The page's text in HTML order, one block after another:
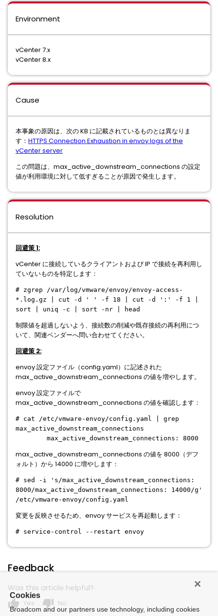
Environment
vCenter 7.x
vCenter 8.x
Cause
本事象の原因は、次の KB に記載されているものとは異なりま
す： HTTPS Connection Exhaustion in envoy logs of the
vCenter server
この問題は、max_active_downstream_connections の設定
値が利用環境に対して低すぎることが原因で発生します。
Resolution
回避策 1:
vCenter に接続しているクライアントおよび IP で接続を再利用し
ていないものを特定します：
# zgrep /var/log/vmware/envoy/envoy-access-
*.log.gz | cut -d ' ' -f 18 | cut -d ':' -f 1 |
sort | uniq -c | sort -nr | head
制限値を超過しないよう、接続数の削減や既存接続の再利用につ
いて、関連ベンダーへ問い合わせてください。
回避策 2:
envoy 設定ファイル（config.yaml）に記述された
max_active_downstream_connections の値を増やします。
envoy 設定ファイルで
max_active_downstream_connections の値を確認します：
# cat /etc/vmware-envoy/config.yaml | grep
max_active_downstream_connections
max_active_downstream_connections: 8000
max_active_downstream_connections の値を 8000（デフ
ォルト）から 14000 に増やします：
# sed -i 's/max_active_downstream_connections:
8000/max_active_downstream_connections: 14000/g'
/etc/vmware-envoy/config.yaml
変更を反映させるため、envoy サービスを再起動します：
# service-control --restart envoy
Feedback
Was this article helpful?
thumb_up Yes thumb_down No
Cookies
Broadcom and our partners use technology, including cookies